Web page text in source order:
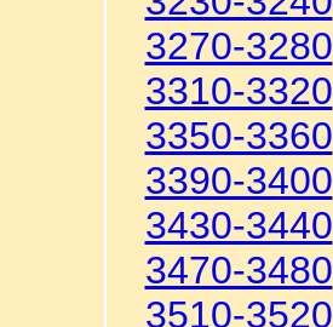
3270-3280
3310-3320
3350-3360
3390-3400
3430-3440
3470-3480
3510-3520